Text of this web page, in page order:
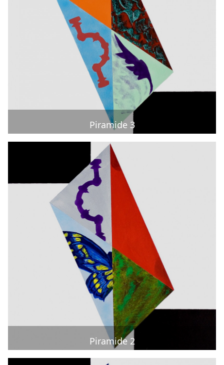
Piramide 3
Piramide 2